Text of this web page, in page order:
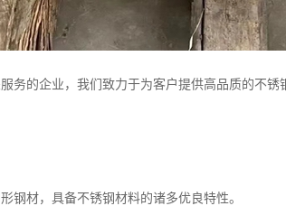
务的企业，我们致力于为客户提供高品质的不
钢材，具备不锈钢材料的诸多优良特性。